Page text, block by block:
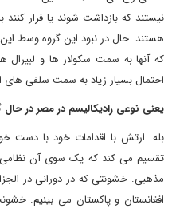
نیستند که بازداشت شوند یا فرار
هستند. حال در نبود این گروه وسط
که آنها به سمت سکولار ها و
احتمال بسیار زیاد به سمت سلفی های
یعنی نوعی رادیکالیسم در مصر در
بله. ارتش با اقدامات خود با دست
تقسیم می کند که یک سوی آن
مذهبی. خشونتی که در دورانی در
افغانستان و پاکستان می بینیم.